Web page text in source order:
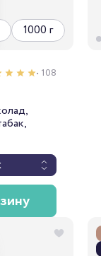
1000 г
• 108